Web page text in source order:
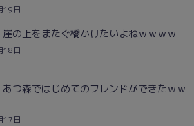
19日
崖の上をまたぐ橋かけたいよねｗｗｗｗ
18日
あつ森ではじめてのフレンドができたｗｗ
17日